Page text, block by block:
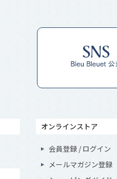
オンラインストア
会員登録 / ログイン
メールマガジン登録